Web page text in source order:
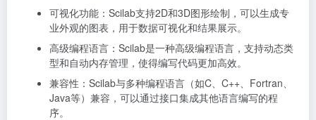
可视化功能：Scilab支持2D和3D图形绘制，可以生成专
业外观的图表，用于数据可视化和结果展示。
高级编程语言：Scilab是一种高级编程语言，支持动态类
型和自动内存管理，使得编写代码更加高效。
兼容性：Scilab与多种编程语言（如C、C++、Fortran、
Java等）兼容，可以通过接口集成其他语言编写的程
序。